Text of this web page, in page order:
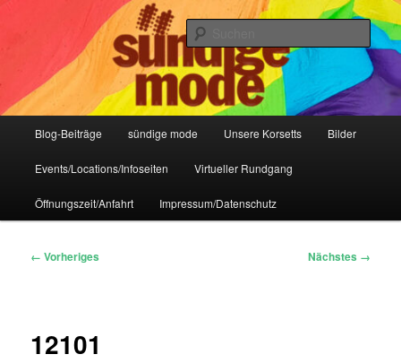
Sündige Mode Frankfurt
IHR Laden für Korsetts, Lifestyle-Mode, Club- und Dark-Wear seit 2004
Blog-Beiträge sündige mode Unsere Korsetts Bilder
Events/Locations/Infoseiten Virtueller Rundgang
Öffnungszeit/Anfahrt Impressum/Datenschutz
Bilder-
← Vorheriges Nächstes →
12101